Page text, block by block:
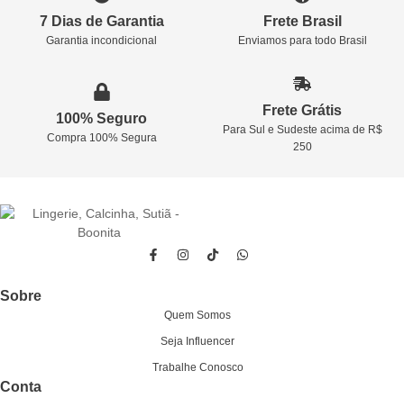
7 Dias de Garantia
Garantia incondicional
Frete Brasil
Enviamos para todo Brasil
100% Seguro
Compra 100% Segura
Frete Grátis
Para Sul e Sudeste acima de R$
250
Sobre
Quem Somos
Seja Influencer
Trabalhe Conosco
Conta